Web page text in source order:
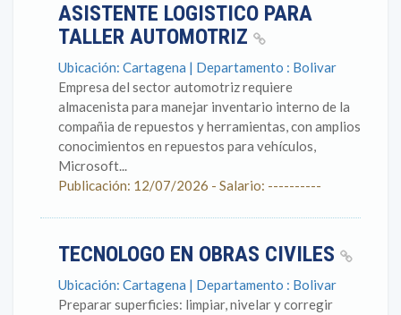
ASISTENTE LOGISTICO PARA
TALLER AUTOMOTRIZ
Ubicación: Cartagena | Departamento : Bolivar
Empresa del sector automotriz requiere
almacenista para manejar inventario interno de la
compañia de repuestos y herramientas, con amplios
conocimientos en repuestos para vehículos,
Microsoft...
Publicación: 12/07/2026 - Salario: ----------
TECNOLOGO EN OBRAS CIVILES
Ubicación: Cartagena | Departamento : Bolivar
Preparar superficies: limpiar, nivelar y corregir